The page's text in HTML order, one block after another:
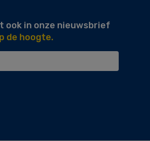
ook in onze nieuwsbrief
de hoogte.